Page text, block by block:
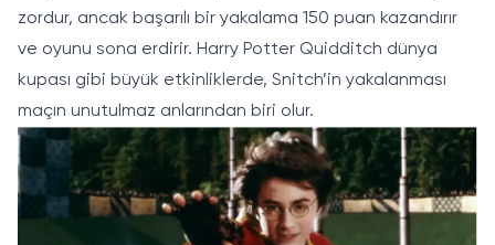
zordur, ancak başarılı bir yakalama 150 puan kazandırır
ve oyunu sona erdirir. Harry Potter Quidditch dünya
kupası gibi büyük etkinliklerde, Snitch’in yakalanması
maçın unutulmaz anlarından biri olur.